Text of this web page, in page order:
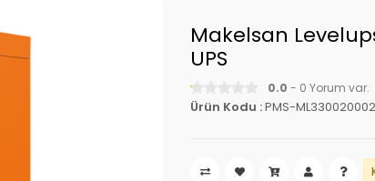
Makelsan
UPS
0.0 - 0 Yorum var.
Ürün Kodu :PMS-